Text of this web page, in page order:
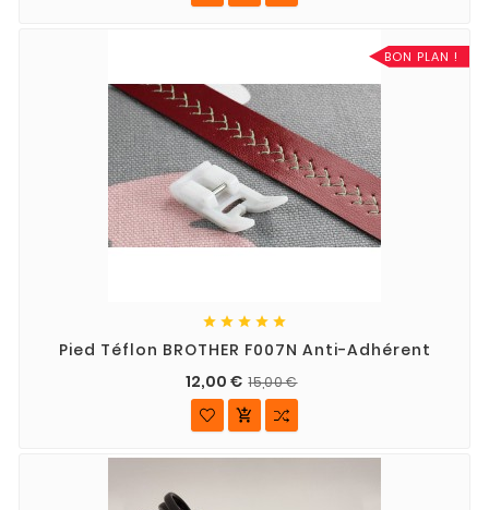
BON PLAN !
    
Pied Téflon BROTHER F007N Anti-Adhérent
12,00 € 15,00 €
